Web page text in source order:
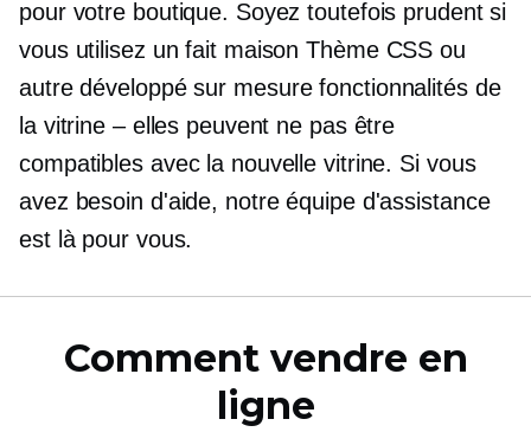
pour votre boutique. Soyez toutefois prudent si
vous utilisez unfait maison Thème CSS ou
autredéveloppé sur mesurefonctionnalités de
la vitrine – elles peuvent ne pas être
compatibles avec la nouvelle vitrine. Si vous
avez besoin d'aide, notre équipe d'assistance
est là pour vous.
Comment vendre en
ligne